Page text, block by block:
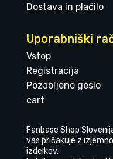
Dostava in plačilo
Uporabniški
Vstop
Registracija
Pozabljeno geslo
cart
Fanbase Shop
vas pričakuje z
izdelkov.